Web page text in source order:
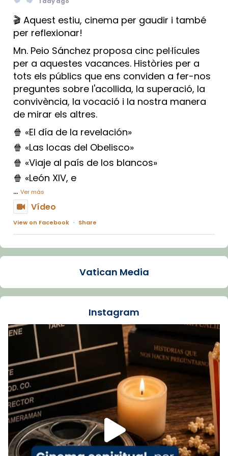
🎬 Aquest estiu, cinema per gaudir i també
per reflexionar!
Mn. Peio Sánchez proposa cinc pel·lícules
per a aquestes vacances. Històries per a
tots els públics que ens conviden a fer-nos
preguntes sobre l'acollida, la superació, la
convivència, la vocació i la nostra manera
de mirar els altres.
🍿 «El día de la revelación»
🍿 «Las locas del Obelisco»
🍿 «Viaje al país de los blancos»
🍿 «León XIV, e
... Ver más
Vídeo
View on Facebook · Share
Arquebisbat de Barcelona
La Carmina va patir depressió. Fa gairebé
dos mesos, a l'Estadi Lluís Companys, la
Recupera l'entrevista comp
Vatican
tican News 👇
www.vaticannews.va/es/iglesia/news/2026-
07/carmina-historia-depresion-papa-viaje-
espana-testimoni...
Foto
View on Facebook · Share
Arquebisbat de Barcelona
Vatican Media
Instagram